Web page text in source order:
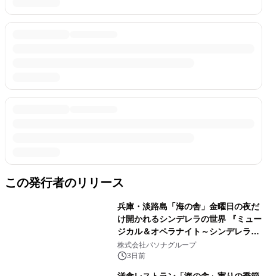
この発行者のリリース
兵庫・淡路島「海の舎」金曜日の夜だ
け開かれるシンデレラの世界 『ミュー
ジカル＆オペラナイト～シンデレラ
～』 9月4日より開催
株式会社パソナグループ
3日前